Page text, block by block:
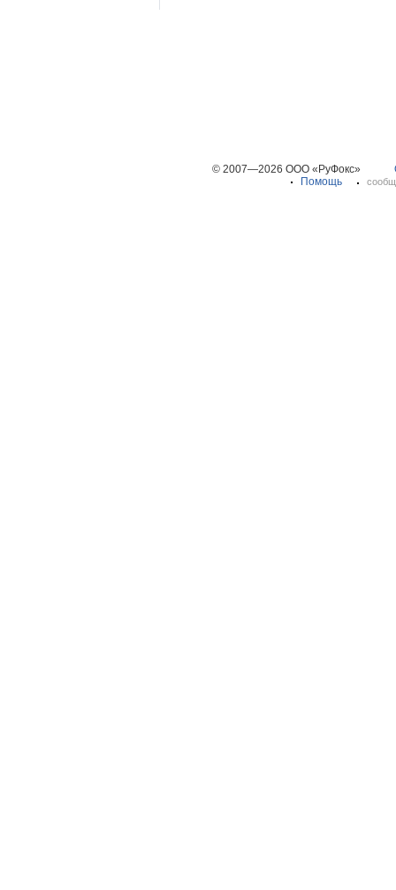
© 2007—2026 ООО «РуФокс»
Помощь